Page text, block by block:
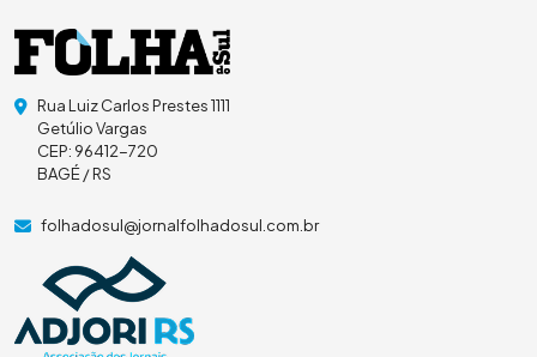
Rua Luiz Carlos Prestes 1111
Getúlio Vargas
CEP: 96412-720
BAGÉ / RS
folhadosul@jornalfolhadosul.com.br